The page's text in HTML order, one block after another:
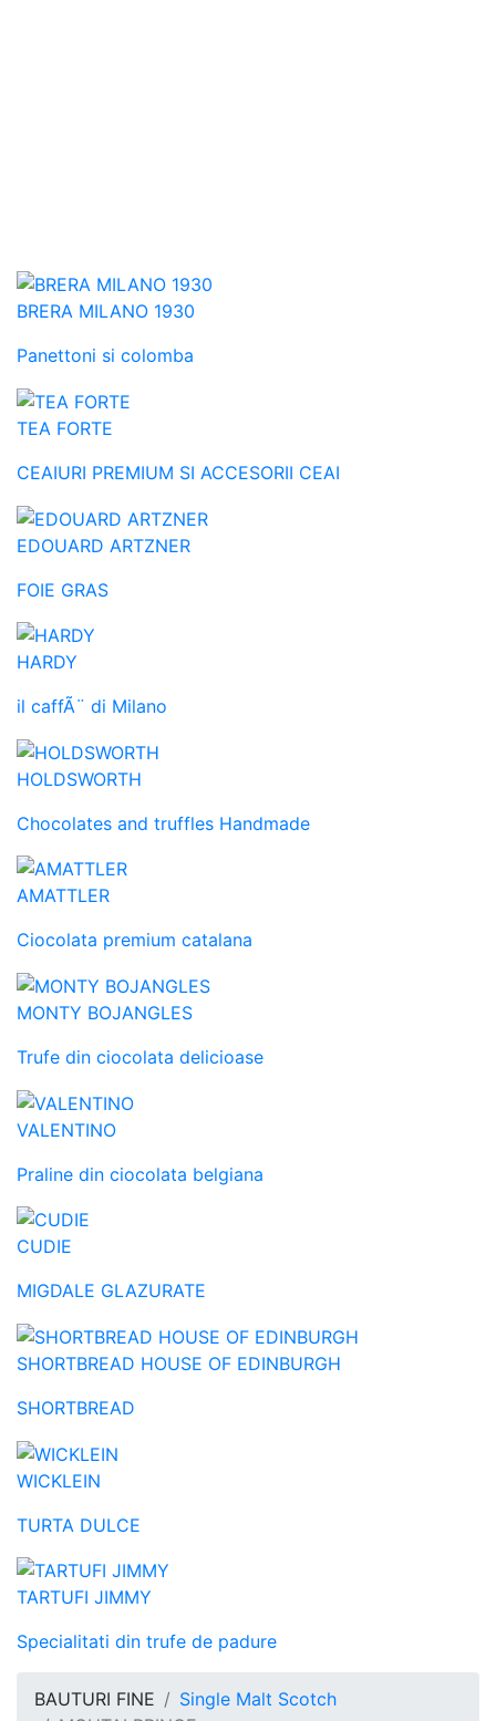
BRERA MILANO 1930
Panettoni si colomba
TEA FORTE
CEAIURI PREMIUM SI ACCESORII CEAI
EDOUARD ARTZNER
FOIE GRAS
HARDY
il caffÃ¨ di Milano
HOLDSWORTH
Chocolates and truffles Handmade
AMATTLER
Ciocolata premium catalana
MONTY BOJANGLES
Trufe din ciocolata delicioase
VALENTINO
Praline din ciocolata belgiana
CUDIE
MIGDALE GLAZURATE
SHORTBREAD HOUSE OF EDINBURGH
SHORTBREAD
WICKLEIN
TURTA DULCE
TARTUFI JIMMY
Specialitati din trufe de padure
BAUTURI FINE
Single Malt Scotch